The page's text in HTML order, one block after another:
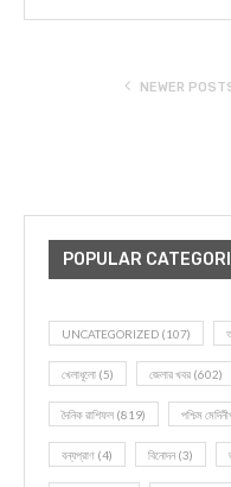
NEWER
POPULAR
UNCATEGORIZED (107)
খেলাধূলো (5) জেলার খবর (602)
দৈনিক রাশিফল (819) পশ্চিম
বন্যপ্রাণ (4) বিনোদন(3)